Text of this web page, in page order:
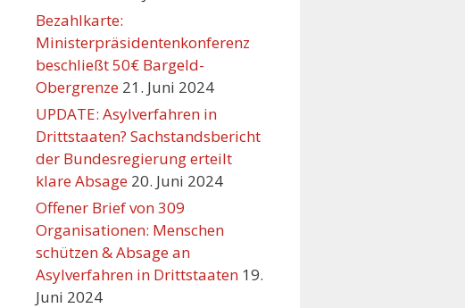
Bezahlkarte:
Ministerpräsidentenkonferenz
beschließt 50€ Bargeld-
Obergrenze 21. Juni 2024
UPDATE: Asylverfahren in
Drittstaaten? Sachstandsbericht
der Bundesregierung erteilt
klare Absage 20. Juni 2024
Offener Brief von 309
Organisationen: Menschen
schützen & Absage an
Asylverfahren in Drittstaaten 19.
Juni 2024